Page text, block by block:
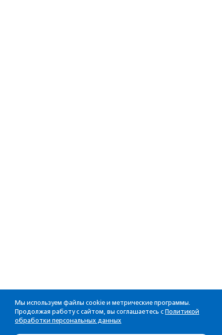
Мы используем файлы cookie и метрические программы.
Продолжая работу с сайтом, вы соглашаетесь с Политикой
обработки персональных данных